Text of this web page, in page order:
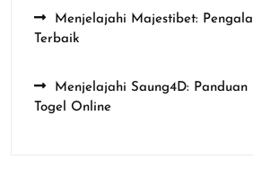
Menjelajahi Majestibet:
Terbaik
Menjelajahi Saung4D:
Togel Online